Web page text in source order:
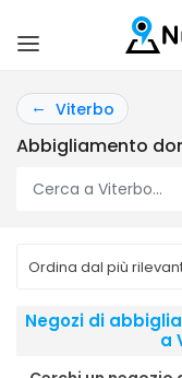
Viterbo
Abbigliamento
Negozi di
a